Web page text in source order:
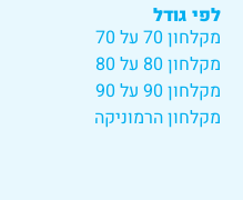
לפי גודל
מקלחון 70 על 70
מקלחון 80 על 80
מקלחון 90 על 90
מקלחון הרמוניקה